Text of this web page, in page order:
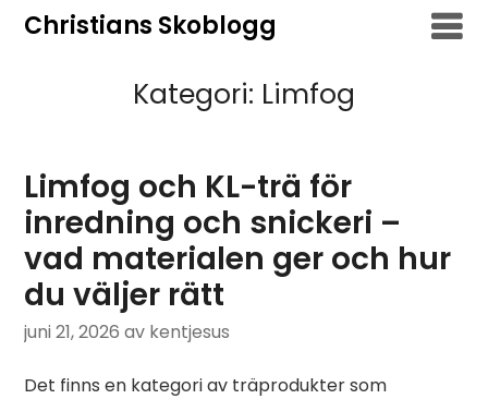
HoppaChristians Skoblogg
Kategori: Limfog
Limfog och KL-trä för
inredning och snickeri –
vad materialen ger och hur
du väljer rätt
juni 21, 2026 av kentjesus
Det finns en kategori av träprodukter som